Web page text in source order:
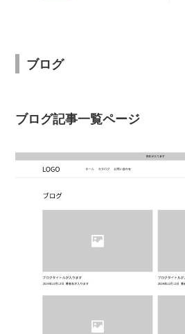
ブログ
ブログ記事一覧ページ